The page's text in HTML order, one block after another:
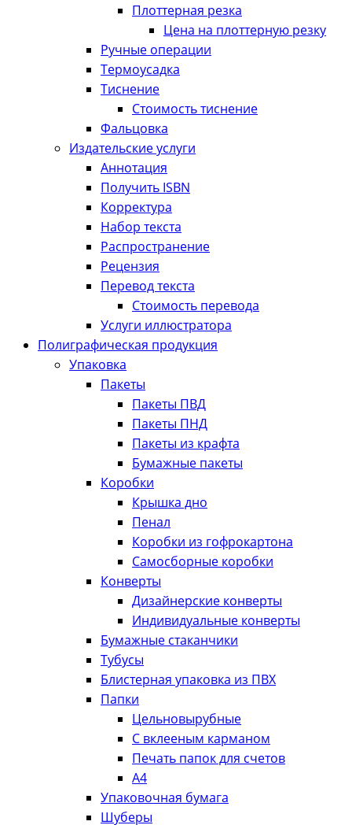
Плоттерная резка
Цена на плоттерную резку
Ручные операции
Термоусадка
Тиснение
Стоимость тиснение
Фальцовка
Издательские услуги
Аннотация
Получить ISBN
Корректура
Набор текста
Распространение
Рецензия
Перевод текста
Стоимость перевода
Услуги иллюстратора
Полиграфическая продукция
Упаковка
Пакеты
Пакеты ПВД
Пакеты ПНД
Пакеты из крафта
Бумажные пакеты
Коробки
Крышка дно
Пенал
Коробки из гофрокартона
Самосборные коробки
Конверты
Дизайнерские конверты
Индивидуальные конверты
Бумажные стаканчики
Тубусы
Блистерная упаковка из ПВХ
Папки
Цельновырубные
С вклееным карманом
Печать папок для счетов
А4
Упаковочная бумага
Шуберы